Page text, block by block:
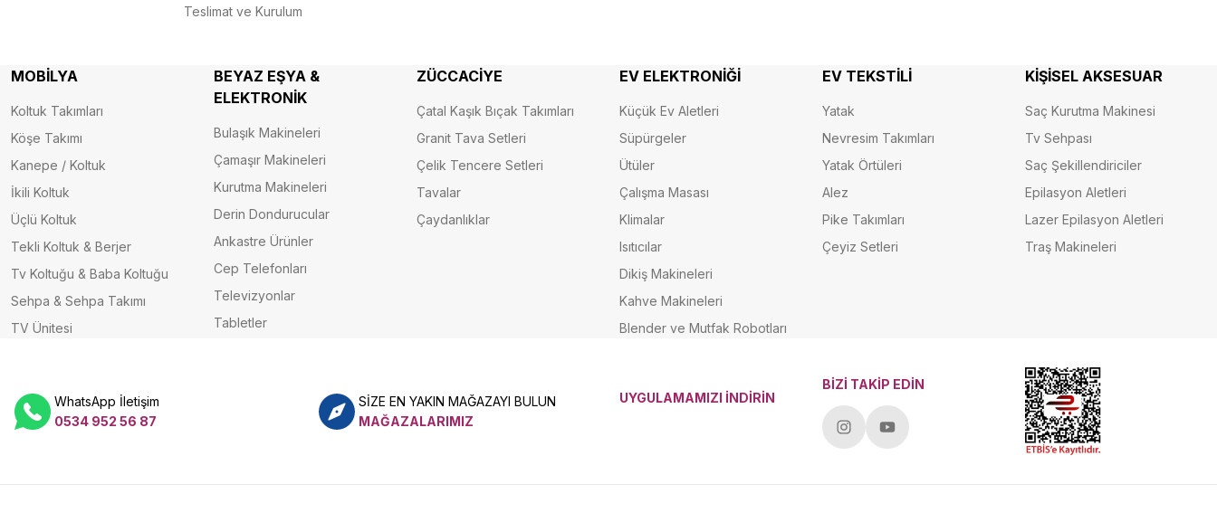
Teslimat ve Kurulum
MOBİLYA
Koltuk Takımları
Köşe Takımı
Kanepe / Koltuk
İkili Koltuk
Üçlü Koltuk
Tekli Koltuk & Berjer
Tv Koltuğu & Baba Koltuğu
Sehpa & Sehpa Takımı
TV Ünitesi
BEYAZ EŞYA &
ELEKTRONİK
Bulaşık Makineleri
Çamaşır Makineleri
Kurutma Makineleri
Derin Dondurucular
Ankastre Ürünler
Cep Telefonları
Televizyonlar
Tabletler
ZÜCCACİYE
Çatal Kaşık Bıçak Takımları
Granit Tava Setleri
Çelik Tencere Setleri
Tavalar
Çaydanlıklar
EV ELEKTRONİĞİ
Küçük Ev Aletleri
Süpürgeler
Ütüler
Çalışma Masası
Klimalar
Isıtıcılar
Dikiş Makineleri
Kahve Makineleri
Blender ve Mutfak Robotları
EV TEKSTİLİ
Yatak
Nevresim Takımları
Yatak Örtüleri
Alez
Pike Takımları
Çeyiz Setleri
KİŞİSEL AKSESUAR
Saç Kurutma Makinesi
Tv Sehpası
Saç Şekillendiriciler
Epilasyon Aletleri
Lazer Epilasyon Aletleri
Traş Makineleri
WhatsApp İletişim
0534 952 56 87
SİZE EN YAKIN MAĞAZAYI BULUN
MAĞAZALARIMIZ
UYGULAMAMIZI İNDİRİN
BİZİ TAKİP EDİN